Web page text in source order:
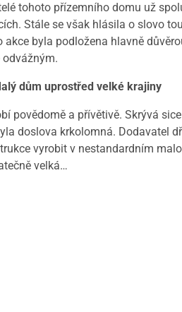
tohoto přízemního domu už
Stále se však hlásila o slovo
akce byla podložena hlavně
odvážným.
dům uprostřed velké krajiny
povědomě a přívětivě. Skrývá
doslova krkolomná. Dodavatel
vyrobit v nestandardním
velká…